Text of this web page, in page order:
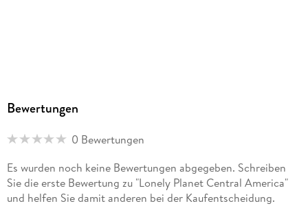
Bewertungen
0 Bewertungen
Es wurden noch keine Bewertungen abgegeben. Schreiben
Sie die erste Bewertung zu "Lonely Planet Central America"
und helfen Sie damit anderen bei der Kaufentscheidung.